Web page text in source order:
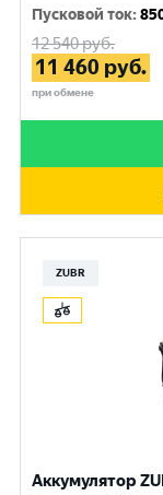
Пусковой ток:
12 540руб.
11 460 руб.
при обмене
ZUBR
Аккумулятор